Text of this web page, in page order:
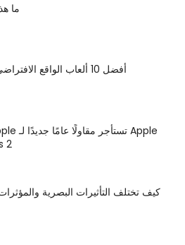
ما
أفضل 10 ألعاب الواقع الافتراضي للأطفال
2
كيف تختلف التأثيرات البصرية